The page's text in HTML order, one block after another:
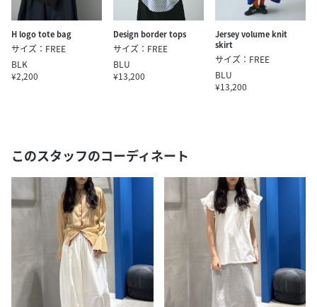
H logo tote bag
サイズ：FREE
BLK
¥2,200
Design border tops
サイズ：FREE
BLU
¥13,200
Jersey volume knit
skirt
サイズ：FREE
BLU
¥13,200
このスタッフのコーディネート